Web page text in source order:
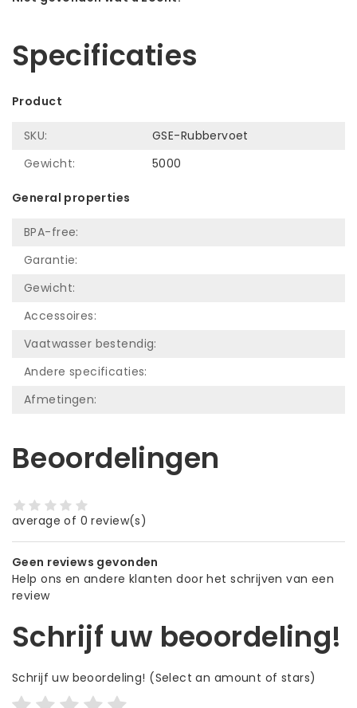
Specificaties
Product
SKU:
GSE-Rubbervoet
Gewicht:
5000
General properties
BPA-free:
Garantie:
Gewicht:
Accessoires:
Vaatwasser bestendig:
Andere specificaties:
Afmetingen:
Beoordelingen
average of 0 review(s)
Geen reviews gevonden
Help ons en andere klanten door het schrijven van een
review
Schrijf uw beoordeling!
Schrijf uw beoordeling! (Select an amount of stars)